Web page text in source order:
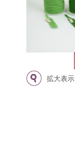
拡大表示